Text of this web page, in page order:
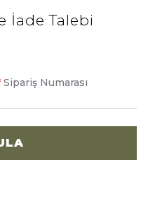
İade Talebi
Sipariş Numarası